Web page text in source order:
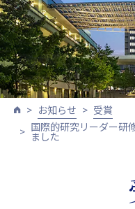
お知らせ
受賞
国際的研究リーダー
ました